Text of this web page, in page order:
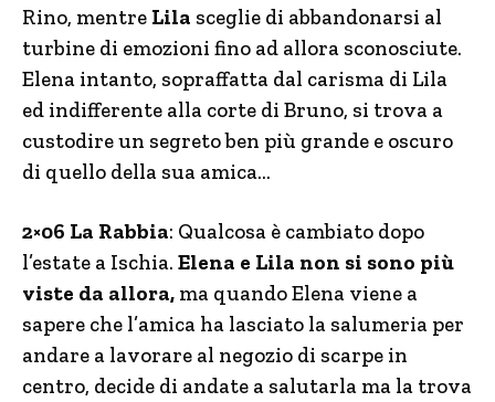
Rino, mentre Lila sceglie di abbandonarsi al
turbine di emozioni fino ad allora sconosciute.
Elena intanto, sopraffatta dal carisma di Lila
ed indifferente alla corte di Bruno, si trova a
custodire un segreto ben più grande e oscuro
di quello della sua amica…
2×06 La Rabbia: Qualcosa è cambiato dopo
l’estate a Ischia. Elena e Lila non si sono più
viste da allora, ma quando Elena viene a
sapere che l’amica ha lasciato la salumeria per
andare a lavorare al negozio di scarpe in
centro, decide di andate a salutarla ma la trova